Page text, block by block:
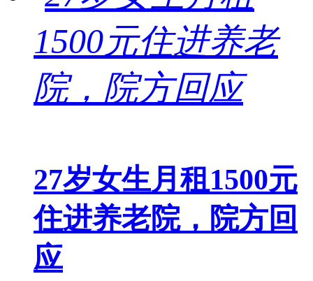
27岁女生月租1500元
住进养老院，院方回
应